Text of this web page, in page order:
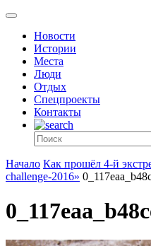
Новости
Истории
Места
Люди
Отдых
Спецпроекты
Контакты
Начало Как прошёл 4-й
challenge-2016»